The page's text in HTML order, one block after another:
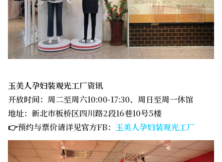
玉美人孕妇装观光工厂资讯
开放时间：周二至周六10:00-17:30、周日至周一休馆
地址：新北市板桥区四川路2段16巷10号5楼
👉预约与票价请详见官方FB： 玉美人孕妇装观光工厂